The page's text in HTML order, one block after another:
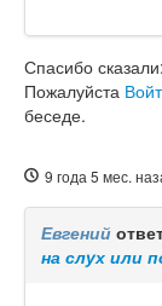
Спасибо сказали:
Пожалуйста
беседе.
9 года 5 мес.
Евгений
на слух или